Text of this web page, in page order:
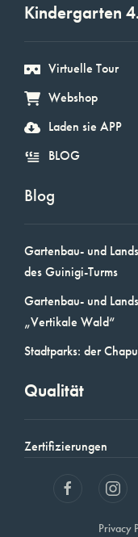
Kindergarten
Virtuelle Tour
Webshop
Laden sie APP
BLOG
Blog
Gartenbau- und
des Guinigi-Turms
Gartenbau- und
„Vertikale Wald“
Stadtparks: der
Qualität
Zertifizierungen
Privacy